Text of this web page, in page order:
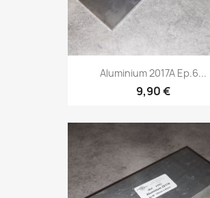
Aluminium 2017A Ep.6...
9,90 €